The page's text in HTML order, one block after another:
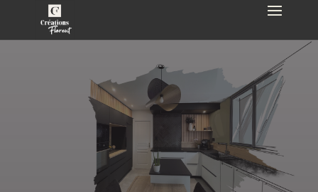
Nos réalisations
Découvrez nos cuisines,dressings
salles de bains . Inspirez vous
et créez votre projet sur mesure !